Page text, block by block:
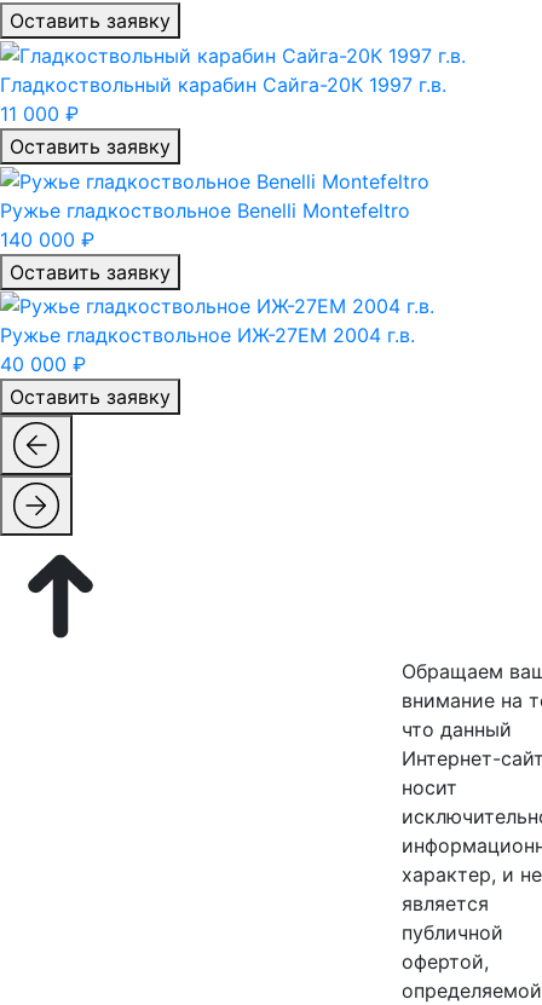
Оставить заявку
Гладкоствольный карабин Сайга-20К 1997 г.в.
11 000 ₽
Оставить заявку
Ружье гладкоствольное Benelli Montefeltro
140 000 ₽
Оставить заявку
Ружье гладкоствольное ИЖ-27ЕМ 2004 г.в.
40 000 ₽
Оставить заявку
Обращаем
внимание на
что данный
Интернет-
носит
характер, и не
является
публичной
офертой,
определяемой